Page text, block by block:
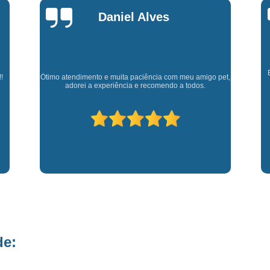
Microchip para Cães
Microchipagem para Cachorro São
Ozonioterapia em Cães
Marly Rosa
Experiência muito boa, trata meus animaizinhos super
bem além de ter ótimos doutores que estão sempre
disponíveis para retirar dúvidas.